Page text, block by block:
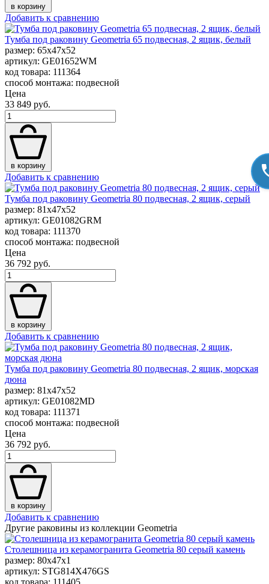
в корзину
Добавить к сравнению
Тумба под раковину Geometria 65 подвесная, 2 ящик, белый
размер: 65x47x52
артикул: GE01652WM
код товара: 111364
способ монтажа: подвесной
Цена
33 849 руб.
в корзину
Добавить к сравнению
Тумба под раковину Geometria 80 подвесная, 2 ящик, серый
размер: 81x47x52
артикул: GE01082GRM
код товара: 111370
способ монтажа: подвесной
Цена
36 792 руб.
в корзину
Добавить к сравнению
Тумба под раковину Geometria 80 подвесная, 2 ящик, морская
дюна
размер: 81x47x52
артикул: GE01082MD
код товара: 111371
способ монтажа: подвесной
Цена
36 792 руб.
в корзину
Добавить к сравнению
Другие раковины из коллекции Geometria
Столешница из керамогранита Geometria 80 серый камень
размер: 80x47x1
артикул: STG814X476GS
код товара: 111405